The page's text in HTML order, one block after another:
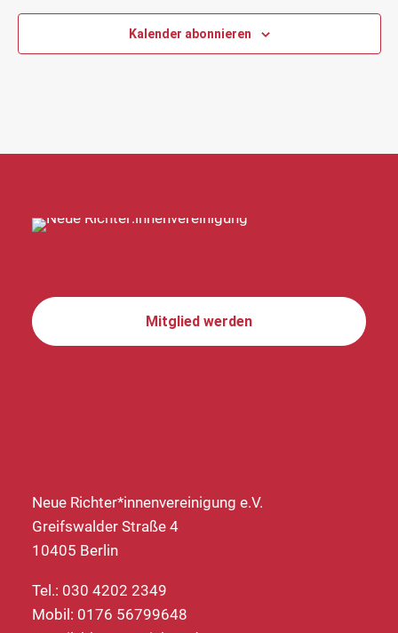
Kalender abonnieren
Mitglied werden
Neue Richter*innenvereinigung e.V.
Greifswalder Straße 4
10405 Berlin
Tel.: 030 4202 2349
Mobil: 0176 56799648